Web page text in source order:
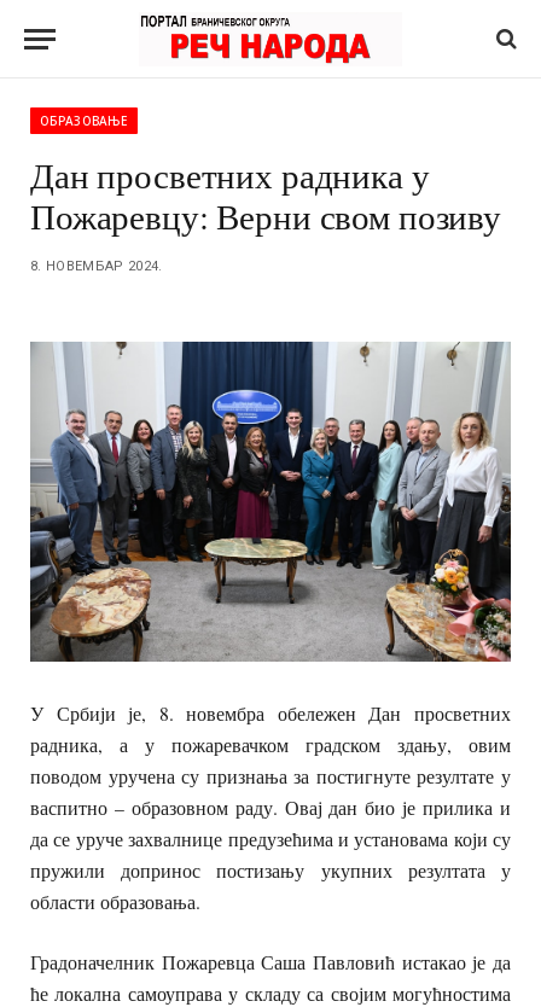
ОБРАЗОВАЊЕ
Дан просветних радника у
Пожаревцу: Верни свом позиву
8. НОВЕМБАР 2024.
У Србији је, 8. новембра обележен Дан просветних
радника, а у пожаревачком градском здању, овим
поводом уручена су признања за постигнуте резултате у
васпитно – образовном раду. Овај дан био је прилика и
да се уруче захвалнице предузећима и установама који су
пружили допринос постизању укупних резултата у
области образовања.
Градоначелник Пожаревца Саша Павловић истакао је да
ће локална самоуправа у складу са својим могућностима